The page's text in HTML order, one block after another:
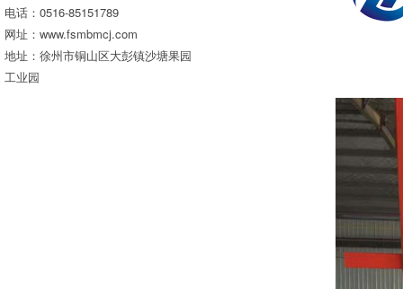
电话：0516-85151789
网址：www.fsmbmcj.com
地址：徐州市铜山区大彭镇沙塘果园
工业园